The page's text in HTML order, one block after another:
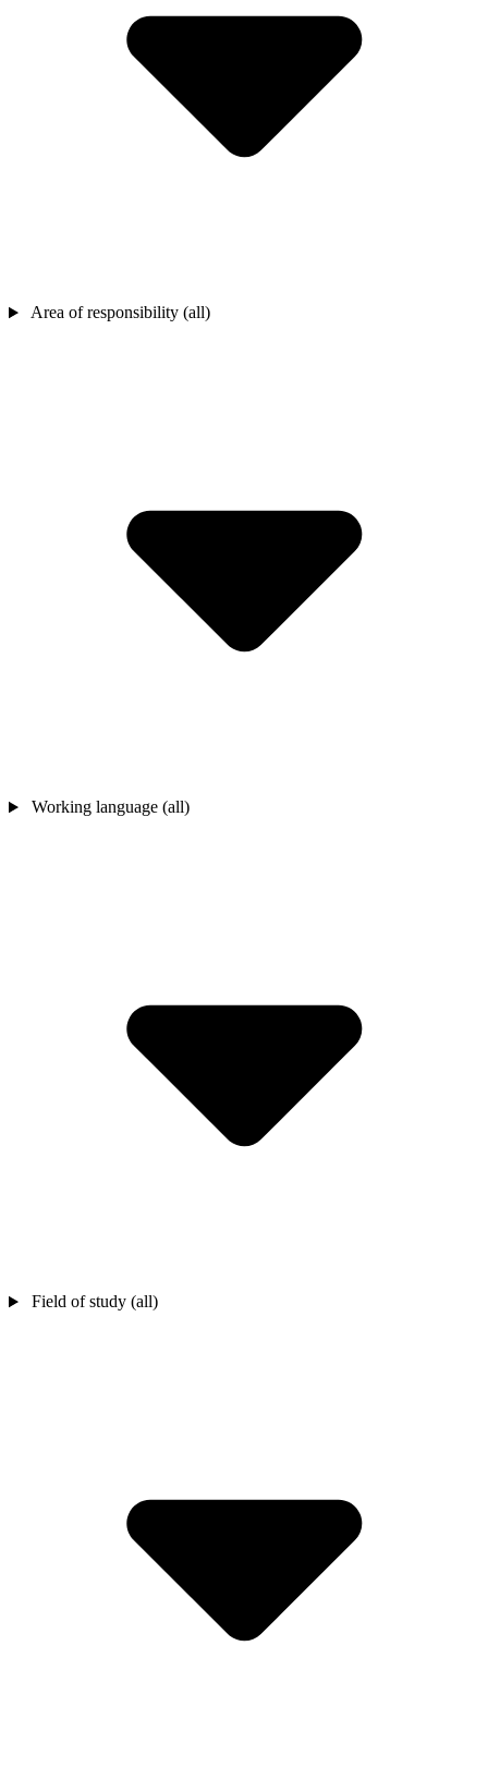
Area of responsibility (all)
Working language (all)
Field of study (all)